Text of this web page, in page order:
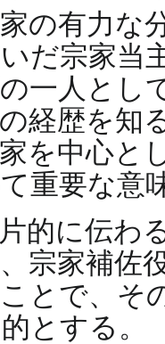
の有力な
だ宗家当
一人とし
経歴を知
を中心と
重要な意
的に伝わ
宗家補佐
とで、そ
とする。